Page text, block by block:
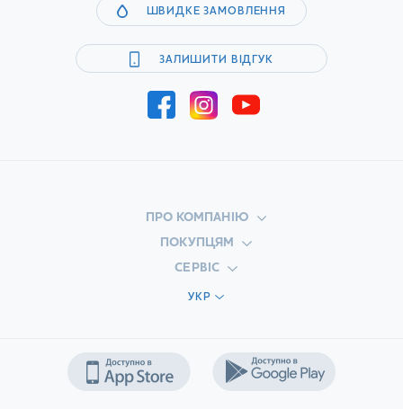
ШВИДКЕ ЗАМОВЛЕННЯ
ЗАЛИШИТИ ВІДГУК
ПРО КОМПАНІЮ
ПОКУПЦЯМ
СЕРВІС
УКР